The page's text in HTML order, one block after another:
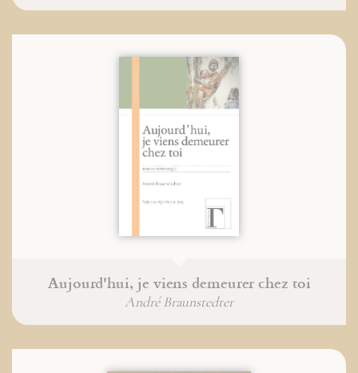
Aujourd'hui, je viens demeurer chez toi
André Braunstedter